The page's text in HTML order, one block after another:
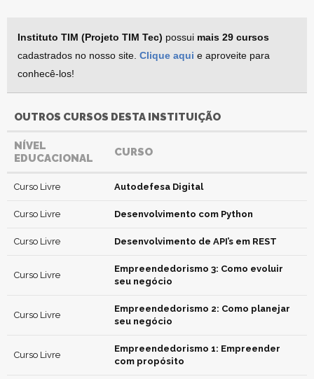
Instituto TIM (Projeto TIM Tec) possui mais 29 cursos
cadastrados no nosso site. Clique aqui e aproveite para
conhecê-los!
OUTROS CURSOS DESTA INSTITUIÇÃO
NÍVEL
EDUCACIONAL
CURSO
Curso Livre Autodefesa Digital
Curso Livre Desenvolvimento com Python
Curso Livre Desenvolvimento de API’s em REST
Curso Livre
Empreendedorismo 3: Como evoluir
seu negócio
Curso Livre
Empreendedorismo 2: Como planejar
seu negócio
Curso Livre
Empreendedorismo 1: Empreender
com propósito